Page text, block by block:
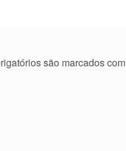
são marcados com